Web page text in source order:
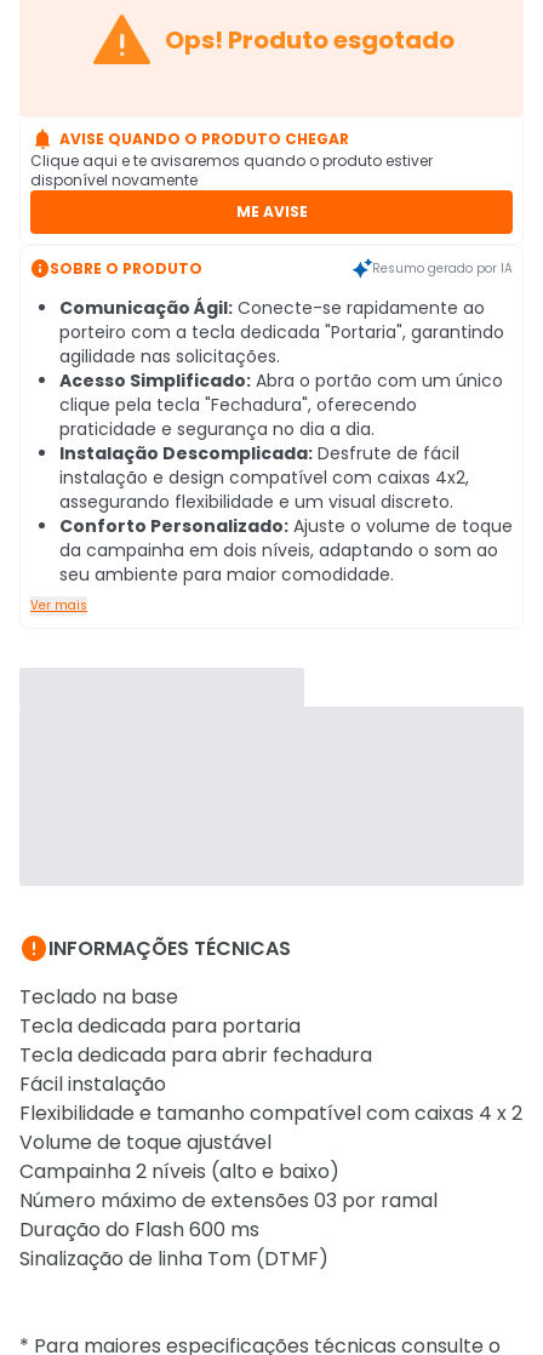
 Ops! Produto esgotado
 AVISE QUANDO O PRODUTO CHEGAR
Clique aqui e te avisaremos quando o produto estiver
disponível novamente
ME AVISE
SOBRE O PRODUTO Resumo gerado por IA
Comunicação Ágil: Conecte-se rapidamente ao
porteiro com a tecla dedicada "Portaria", garantindo
agilidade nas solicitações.
Acesso Simplificado: Abra o portão com um único
clique pela tecla "Fechadura", oferecendo
praticidade e segurança no dia a dia.
Instalação Descomplicada: Desfrute de fácil
instalação e design compatível com caixas 4x2,
assegurando flexibilidade e um visual discreto.
Conforto Personalizado: Ajuste o volume de toque
da campainha em dois níveis, adaptando o som ao
seu ambiente para maior comodidade.
Ver mais
INFORMAÇÕES TÉCNICAS
Teclado na base
Tecla dedicada para portaria
Tecla dedicada para abrir fechadura
Fácil instalação
Flexibilidade e tamanho compatível com caixas 4 x 2
Volume de toque ajustável
Campainha 2 níveis (alto e baixo)
Número máximo de extensões 03 por ramal
Duração do Flash 600 ms
Sinalização de linha Tom (DTMF)
* Para maiores especificações técnicas consulte o